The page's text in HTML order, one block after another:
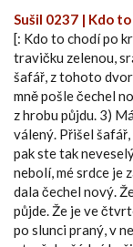
Sušil 0237 | Kdo
[: Kdo to chodí po
travičku zelenou,
šafář, z tohoto
mně pošle čechel
z hrobu půjdu. 3)
válený. Přišel
pak ste tak
nebolí, mé srdce je
dala čechel nový.
půjde. Že je ve
po slunci praný, v